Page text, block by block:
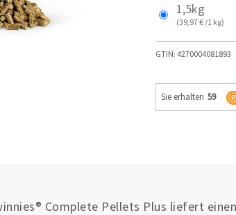
1,5kg
(39,97 € /1 kg)
GTIN: 4270004081893
Sie erhalten 59
Complete Pellets Plus liefert